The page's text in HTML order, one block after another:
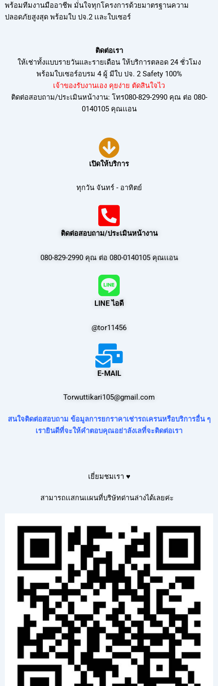
พร้อมทีมงานมืออาชีพ มั่นใจทุกโครงการด้วยมาตรฐานความ
ปลอดภัยสูงสุด พร้อมใบ ปจ.2 เเละใบเซอร์
ติดต่อเรา
ให้เช่าทั้งแบบรายวันและรายเดือน ให้บริการตลอด 24 ชั่วโมง
พร้อมใบเซอร์อบรม 4 ผู้ มีใบ ปจ. 2 Safety 100%
เจ้าของรับงานเอง คุยง่าย ตัดสินใจไว
ติดต่อสอบถาม/ประเมินหน้างาน: โทร080-829-2990 คุณ ต่อ 080-
0140105 คุณเเอน
เปิดให้บริการ
ทุกวัน จันทร์ - อาทิตย์
ติดต่อสอบถาม/ประเมินหน้างาน
080-829-2990 คุณ ต่อ 080-0140105 คุณเเอน
LINE ไอดี
@tor11456
E-MAIL
Torwuttikari105@gmail.com
สนใจติดต่อสอบถาม ข้อมูลการยกราคาเช่ารถเครนหรือบริการอื่น ๆ
เรายินดีที่จะให้คำตอบคุณอย่าลังเลที่จะติดต่อเรา
เยี่ยมชมเรา ♥
สามารถเเสกนเเผนที่บริษัทด่านล่างได้เลยค่ะ